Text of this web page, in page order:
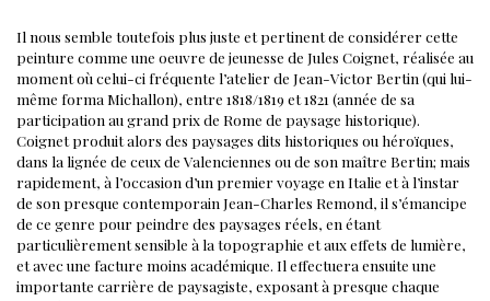
Il nous semble toutefois plus juste et pertinent de considérer cette
peinture comme une oeuvre de jeunesse de Jules Coignet, réalisée au
moment où celui-ci fréquente l’atelier de Jean-Victor Bertin (qui lui-
même forma Michallon), entre 1818/1819 et 1821 (année de sa
participation au grand prix de Rome de paysage historique).
Coignet produit alors des paysages dits historiques ou héroïques,
dans la lignée de ceux de Valenciennes ou de son maître Bertin; mais
rapidement, à l’occasion d’un premier voyage en Italie et à l’instar
de son presque contemporain Jean-Charles Remond, il s’émancipe
de ce genre pour peindre des paysages réels, en étant
particulièrement sensible à la topographie et aux effets de lumière,
et avec une facture moins académique. Il effectuera ensuite une
importante carrière de paysagiste, exposant à presque chaque